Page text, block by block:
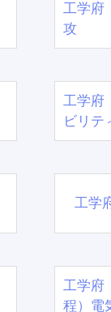
工学府
攻
工学府
ビリテ
工学
工学
程）電